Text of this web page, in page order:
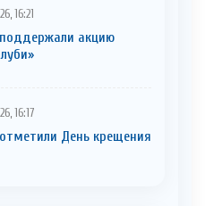
16:21
акцию
16:17
День крещения